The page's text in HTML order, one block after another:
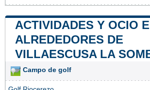
ACTIVIDADES Y OCIO
ALREDEDORES DE
VILLAESCUSA LA
Campo de golf